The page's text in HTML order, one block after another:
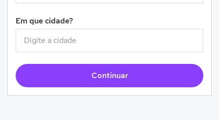
Em que cidade?
Continuar